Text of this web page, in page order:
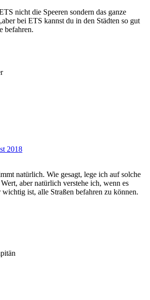
nicht die Speeren sondern das ganze
bei ETS kannst du in den Städten so gut
befahren.
2018
natürlich. Wie gesagt, lege ich auf solche
aber natürlich verstehe ich, wenn es
ist, alle Straßen befahren zu können.